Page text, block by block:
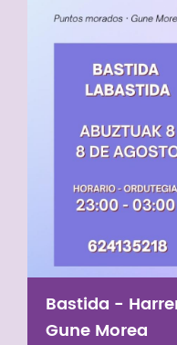
Bastida -
Gune Morea